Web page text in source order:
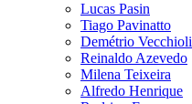
Lucas Pasin
Tiago Pavinatto
Demétrio Vecchioli
Reinaldo Azevedo
Milena Teixeira
Alfredo Henrique